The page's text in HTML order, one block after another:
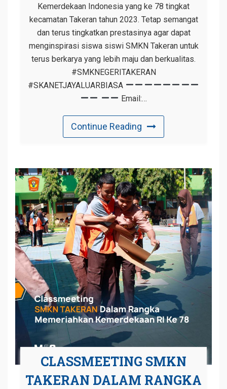
Kemerdekaan Indonesia yang ke 78 tingkat
kecamatan Takeran tahun 2023. Tetap semangat
dan terus tingkatkan prestasinya agar dapat
menginspirasi siswa siswi SMKN Takeran untuk
terus berkarya yang lebih maju dan berkualitas.
#SMKNEGERITAKERAN
#SKANETJAYALUARBIASA
Email:…
Continue Reading
CLASSMEETING SMKN
TAKERAN DALAM RANGKA